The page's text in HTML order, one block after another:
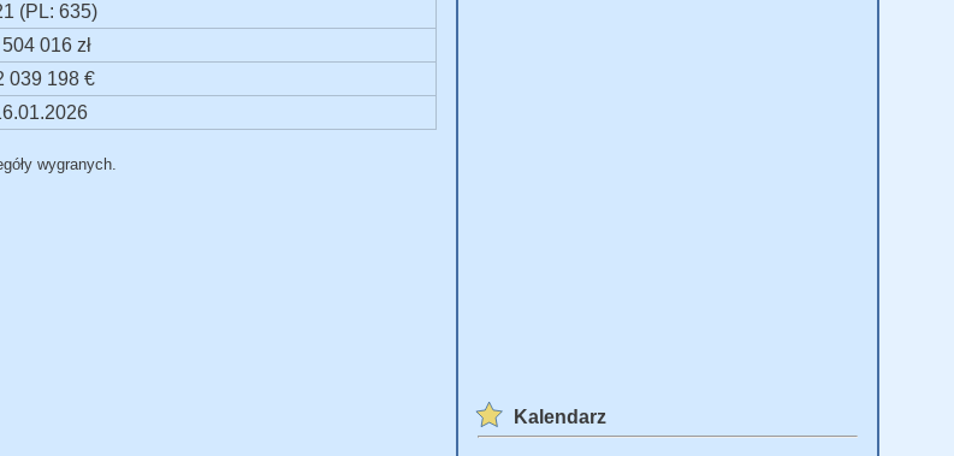
(PL: 635)
016 zł
039 198 €
wygranych.
Kalendarz